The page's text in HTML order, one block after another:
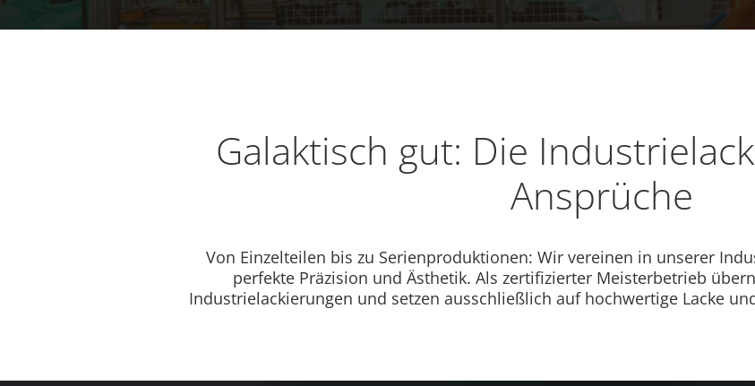
Galaktisch gut: Die
Ansprüche
Von Einzelteilen bis zu Serienproduktionen: Wir vereinen in unserer
perfekte Präzision und Ästhetik. Als zertifizierter Meisterbetrieb
Industrielackierungen und setzen ausschließlich auf hochwertige Lacke